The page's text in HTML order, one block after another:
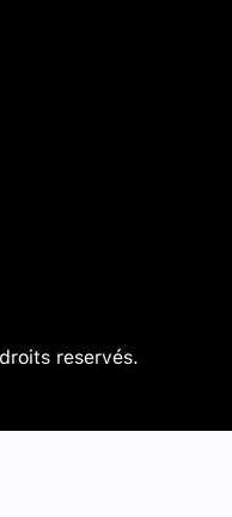
reservés.